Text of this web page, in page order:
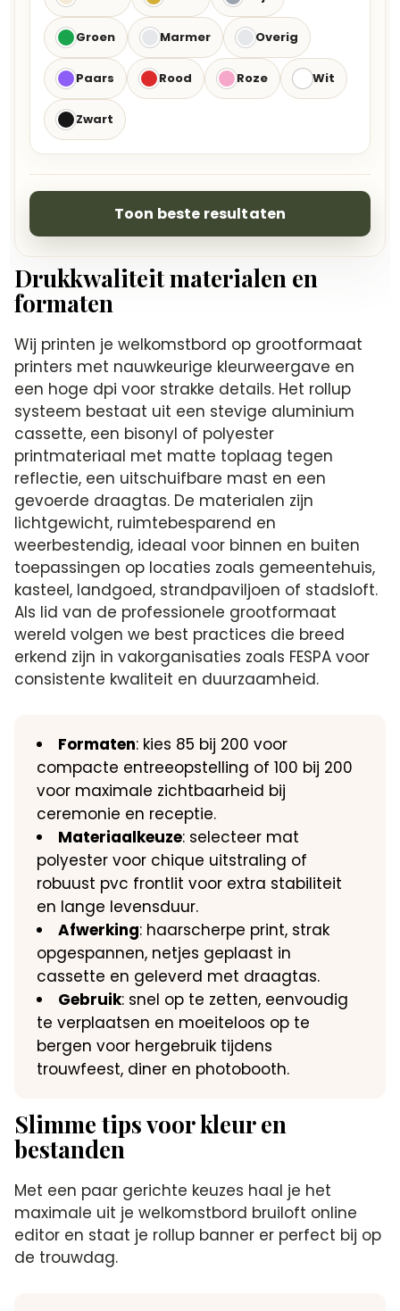
Groen Marmer Overig
Paars Rood Roze Wit
Zwart
Toon beste resultaten
Drukkwaliteit materialen en
formaten
Wij printen je welkomstbord op grootformaat
printers met nauwkeurige kleurweergave en
een hoge dpi voor strakke details. Het rollup
systeem bestaat uit een stevige aluminium
cassette, een bisonyl of polyester
printmateriaal met matte toplaag tegen
reflectie, een uitschuifbare mast en een
gevoerde draagtas. De materialen zijn
lichtgewicht, ruimtebesparend en
weerbestendig, ideaal voor binnen en buiten
toepassingen op locaties zoals gemeentehuis,
kasteel, landgoed, strandpaviljoen of stadsloft.
Als lid van de professionele grootformaat
wereld volgen we best practices die breed
erkend zijn in vakorganisaties zoals FESPA voor
consistente kwaliteit en duurzaamheid.
Formaten: kies 85 bij 200 voor
compacte entreeopstelling of 100 bij 200
voor maximale zichtbaarheid bij
ceremonie en receptie.
Materiaalkeuze: selecteer mat
polyester voor chique uitstraling of
robuust pvc frontlit voor extra stabiliteit
en lange levensduur.
Afwerking: haarscherpe print, strak
opgespannen, netjes geplaast in
cassette en geleverd met draagtas.
Gebruik: snel op te zetten, eenvoudig
te verplaatsen en moeiteloos op te
bergen voor hergebruik tijdens
trouwfeest, diner en photobooth.
Slimme tips voor kleur en
bestanden
Met een paar gerichte keuzes haal je het
maximale uit je welkomstbord bruiloft online
editor en staat je rollup banner er perfect bij op
de trouwdag.